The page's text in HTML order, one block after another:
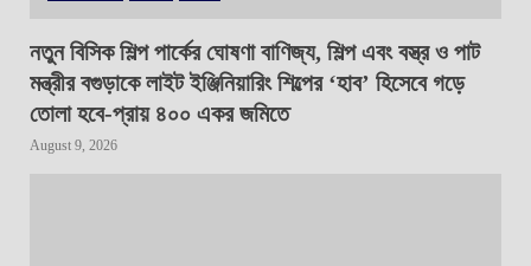
নতুন বিসিক শিল্প পার্কের ঘোষণা বাণিজ্য, শিল্প এবং বস্ত্র ও পাট
মন্ত্রীর বগুড়াকে লাইট ইঞ্জিনিয়ারিং শিল্পের ‘হাব’ হিসেবে গড়ে
তোলা হবে-প্রায় ৪০০ একর জমিতে
August 9, 2026